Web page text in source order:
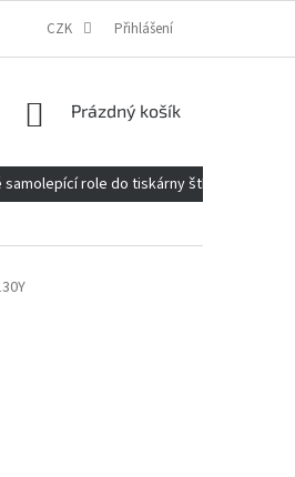
REKLAMACE ELEKTROMOBILITA 2020
CZK Přihlášení
NÁKUPNÍ
Prázdný košík
samolepící role do tiskárny štítků